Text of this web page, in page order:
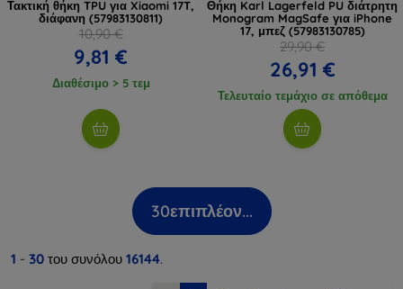
Τακτική θήκη TPU για Xiaomi 17T,
διάφανη (57983130811)
10,90 €
9,81 €
Διαθέσιμο > 5 τεμ
Θήκη Karl Lagerfeld PU διάτρητη
Monogram MagSafe για iPhone
17, μπεζ (57983130785)
29,90 €
26,91 €
Τελευταίο τεμάχιο σε απόθεμα
30επιπλέον...
1 - 30 του συνόλου 16144.